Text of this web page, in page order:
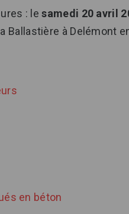
: lesamedi 20 avril
Ballastière à Delémont
en béton